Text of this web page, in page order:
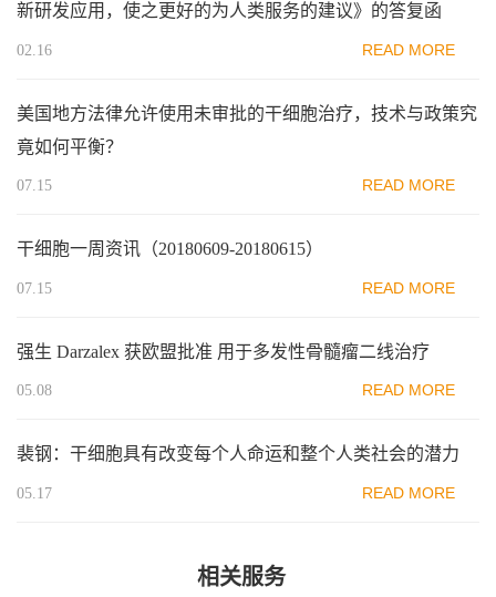
新研发应用，使之更好的为人类服务的建议》的答复函
02.16 READ MORE
美国地方法律允许使用未审批的干细胞治疗，技术与政策究
竟如何平衡？
07.15 READ MORE
干细胞一周资讯（20180609-20180615）
07.15 READ MORE
强生 Darzalex 获欧盟批准 用于多发性骨髓瘤二线治疗
05.08 READ MORE
裴钢：干细胞具有改变每个人命运和整个人类社会的潜力
05.17 READ MORE
相关服务